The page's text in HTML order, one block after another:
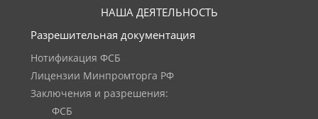
НАША ДЕЯТЕЛЬНОСТЬ
Разрешительная документация
Нотификация ФСБ
Лицензии Минпромторга РФ
Заключения и разрешения:
ФСБ